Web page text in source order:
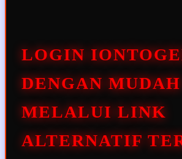
LOGIN
DENGAN MUDAH
MELALUI LINK
ALTERNATIF